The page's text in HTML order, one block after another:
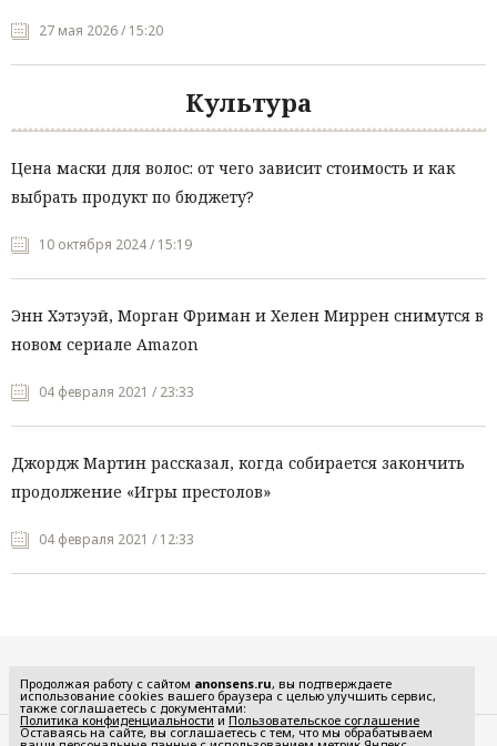
27 мая 2026 / 15:20
Культура
Цена маски для волос: от чего зависит стоимость и как
выбрать продукт по бюджету?
10 октября 2024 / 15:19
Энн Хэтэуэй, Морган Фриман и Хелен Миррен снимутся в
новом сериале Amazon
04 февраля 2021 / 23:33
Джордж Мартин рассказал, когда собирается закончить
продолжение «Игры престолов»
04 февраля 2021 / 12:33
Продолжая работу с сайтом anonsens.ru, вы подтверждаете
использование cookies вашего браузера с целью улучшить сервис,
также соглашаетесь с документами:
Политика конфиденциальности и Пользовательское соглашение
Оставаясь на сайте, вы соглашаетесь с тем, что мы обрабатываем